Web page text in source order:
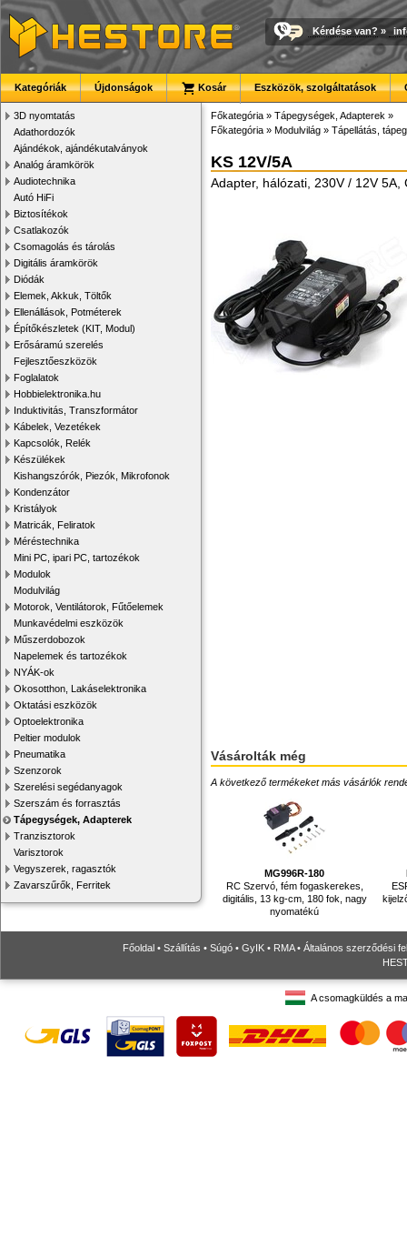
Kérdése van? »
Kategóriák Újdonságok Kosár Eszközök, szolgáltatások
3D nyomtatás
Adathordozók
Ajándékok, ajándékutalványok
Analóg áramkörök
Audiotechnika
Autó HiFi
Biztosítékok
Csatlakozók
Csomagolás és tárolás
Digitális áramkörök
Diódák
Elemek, Akkuk, Töltők
Ellenállások, Potméterek
Építőkészletek (KIT, Modul)
Erősáramú szerelés
Fejlesztőeszközök
Foglalatok
Hobbielektronika.hu
Induktivitás, Transzformátor
Kábelek, Vezetékek
Kapcsolók, Relék
Készülékek
Kishangszórók, Piezók, Mikrofonok
Kondenzátor
Kristályok
Matricák, Feliratok
Méréstechnika
Mini PC, ipari PC, tartozékok
Modulok
Modulvilág
Motorok, Ventilátorok, Fűtőelemek
Munkavédelmi eszközök
Műszerdobozok
Napelemek és tartozékok
NYÁK-ok
Okosotthon, Lakáselektronika
Oktatási eszközök
Optoelektronika
Peltier modulok
Pneumatika
Szenzorok
Szerelési segédanyagok
Szerszám és forrasztás
Tápegységek, Adapterek
Tranzisztorok
Varisztorok
Vegyszerek, ragasztók
Zavarszűrők, Ferritek
Főkategória » Tápegységek, Adapterek »
Főkategória » Modulvilág » Tápellátás,
KS 12V/5A
Adapter, hálózati, 230V / 12V 5A,
Vásárolták még
A következő termékeket más vásárlók
MG996R-180
RC Szervó, fém fogaskerekes,
digitális, 13 kg-cm, 180 fok, nagy
nyomatékú
Főoldal • Szállítás • Súgó • GyIK • RMA• Általános szerződési
A csomagküldés a